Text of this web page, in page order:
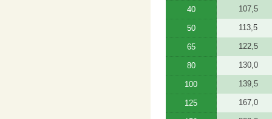
40 107,5
50 113,5
65 122,5
80 130,0
100 139,5
125 167,0